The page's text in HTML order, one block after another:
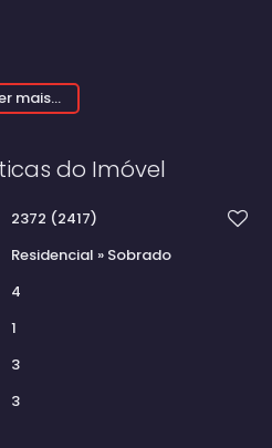
mais...
do Imóvel
2372 (2417)
Residencial » Sobrado
4
1
3
3